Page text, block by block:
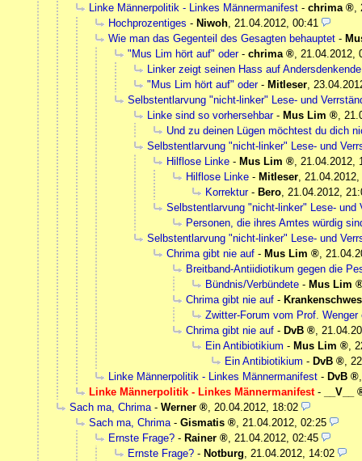
Linke Männerpolitik - Linkes Männermanifest - chrima ,
Hochprozentiges - Niwoh, 21.04.2012, 00:41
Wie man das Gegenteil des Gesagten behauptet -
"Mus Lim hört auf" oder- chrima , 21.04.2012,
Linker zeigt seinen Hass auf
"Mus Lim hört auf" oder- Mitleser,
Selbstentlarvung "nicht-linker" Lese- und
Linke sind so vorhersehbar- Mus Lim ,
Und zu deinen Lügen möchtest du dich
Selbstentlarvung "nicht-linker" Lese- und
Hilflose Linke - Mus Lim , 21.04.2012,
Hilflose Linke - Mitleser,
Korrektur- Bero, 21.04.2012,
Selbstentlarvung "nicht-linker" Lese- und
Personen, die ihres Amtes würdig
Selbstentlarvung "nicht-linker" Lese- und
Chrima gibt nie auf - Mus Lim ,
Breitband-Antiidiotikum gegen die
Bündnis/Verbündete - Mus Lim
Chrima gibt nie auf -
Zwitter-Forum vom Prof. Wenger
Chrima gibt nie auf - DvB ,
Ein Antibiotikium - Mus Lim ,
Ein Antibiotikium - DvB ,
Linke Männerpolitik - Linkes Männermanifest - DvB
Linke Männerpolitik - Linkes Männermanifest-
__V__
Sach ma, Chrima- Werner , 20.04.2012, 18:02
Sach ma, Chrima- Gismatis , 21.04.2012, 02:25
Ernste Frage? - Rainer , 21.04.2012, 02:45
Ernste Frage? - Notburg, 21.04.2012, 14:02